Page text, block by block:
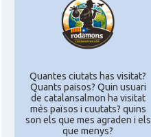
Quantes ciutats has visitat?
Quants paisos? Quin usuari
de catalansalmon ha visitat
més països i cuutats? quins
son els que mes agraden i els
que menys?